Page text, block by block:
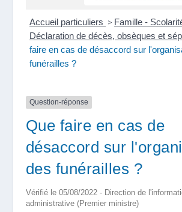
Accueil particuliers > Famille -
Déclaration de décès, obsèques et
faire en cas de désaccord sur
funérailles ?
Question-réponse
Que faire en cas de
désaccord sur
des funérailles ?
Vérifié le 05/08/2022 - Direction de
administrative (Premier ministre)